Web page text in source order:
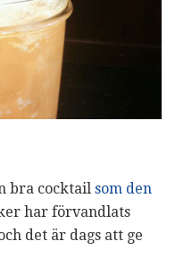
bra cocktail som den
har förvandlats
det är dags att ge